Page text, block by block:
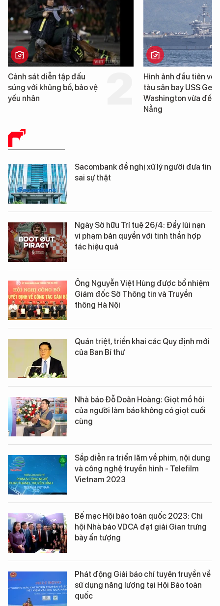
sát diễn tập đấu
với khủng bố, bảo vệ
nhân
Hình ảnh đầu tiên về siêu
tàu sân bay USS George
Washington vừa đến Đà
Nẵng
BÁO CHÍ SỐ
Sacombank đề nghị xử lý người đưa tin
sai sự thật
Ngày Sở hữu Trí tuệ 26/4: Đẩy lùi nạn
vi phạm bản quyền với tinh thần hợp
tác hiệu quả
Ông Nguyễn Việt Hùng được bổ nhiệm
Giám đốc Sở Thông tin và Truyền
thông Hà Nội
Quán triệt, triển khai các Quy định mới
của Ban Bí thư
Nhà báo Đỗ Doãn Hoàng: Giọt mồ hôi
của người làm báo không có giọt cuối
cùng
Sắp diễn ra triển lãm về phim, nội dung
và công nghệ truyền hình - Telefilm
Vietnam 2023
Bế mạc Hội báo toàn quốc 2023: Chi
hội Nhà báo VDCA đạt giải Gian trưng
bày ấn tượng
Phát động Giải báo chí tuyên truyền về
sử dụng năng lượng tại Hội Báo toàn
quốc